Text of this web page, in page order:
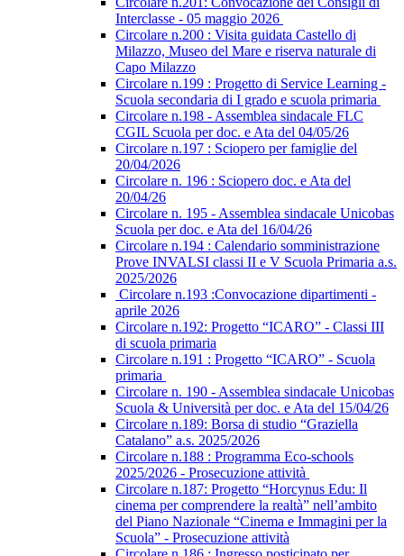
Interclasse - 05 maggio 2026
Circolare n.200 : Visita guidata Castello di
Milazzo, Museo del Mare e riserva naturale di
Capo Milazzo
Circolare n.199 : Progetto di Service Learning -
Scuola secondaria di I grado e scuola primaria
Circolare n.198 - Assemblea sindacale FLC
CGIL Scuola per doc. e Ata del 04/05/26
Circolare n.197 : Sciopero per famiglie del
20/04/2026
Circolare n. 196 : Sciopero doc. e Ata del
20/04/26
Circolare n. 195 - Assemblea sindacale Unicobas
Scuola per doc. e Ata del 16/04/26
Circolare n.194 : Calendario somministrazione
Prove INVALSI classi II e V Scuola Primaria a.s.
2025/2026
Circolare n.193 :Convocazione dipartimenti -
aprile 2026
Circolare n.192: Progetto “ICARO” - Classi III
di scuola primaria
Circolare n.191 : Progetto “ICARO” - Scuola
primaria
Circolare n. 190 - Assemblea sindacale Unicobas
Scuola & Università per doc. e Ata del 15/04/26
Circolare n.189: Borsa di studio “Graziella
Catalano” a.s. 2025/2026
Circolare n.188 : Programma Eco-schools
2025/2026 - Prosecuzione attività
Circolare n.187: Progetto “Horcynus Edu: Il
cinema per comprendere la realtà” nell’ambito
del Piano Nazionale “Cinema e Immagini per la
Scuola” - Prosecuzione attività